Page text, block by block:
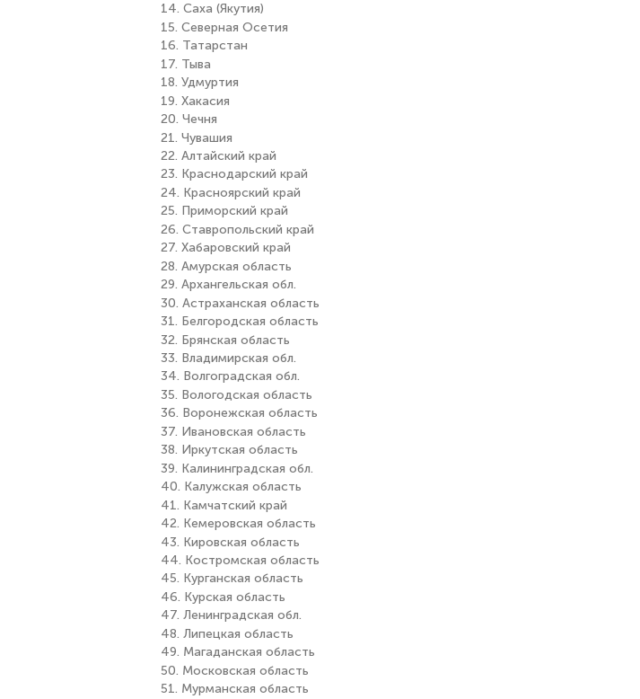
14. Саха (Якутия)
15. Северная Осетия
16. Татарстан
17. Тыва
18. Удмуртия
19. Хакасия
20. Чечня
21. Чувашия
22. Алтайский край
23. Краснодарский край
24. Красноярский край
25. Приморский край
26. Ставропольский край
27. Хабаровский край
28. Амурская область
29. Архангельская обл.
30. Астраханская область
31. Белгородская область
32. Брянская область
33. Владимирская обл.
34. Волгоградская обл.
35. Вологодская область
36. Воронежская область
37. Ивановская область
38. Иркутская область
39. Калининградская обл.
40. Калужская область
41. Камчатский край
42. Кемеровская область
43. Кировская область
44. Костромская область
45. Курганская область
46. Курская область
47. Ленинградская обл.
48. Липецкая область
49. Магаданская область
50. Московская область
51. Мурманская область